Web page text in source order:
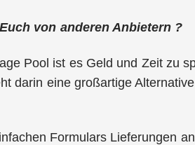
von anderen Anbietern ?
Pool ist es Geld und Zeit zu
darin eine großartige
Formulars Lieferungen